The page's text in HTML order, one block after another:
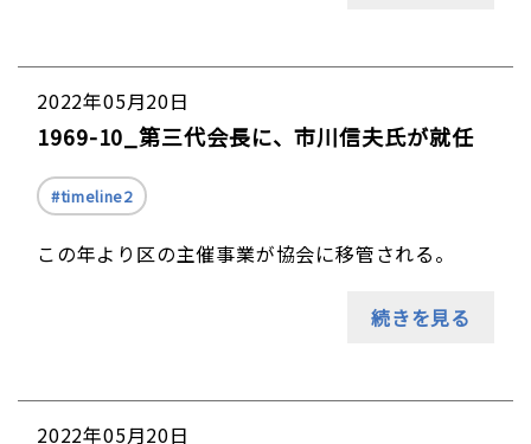
2022年05月20日
1969-10_第三代会長に、市川信夫氏が就任
timeline2
この年より区の主催事業が協会に移管される。
続きを見る
2022年05月20日